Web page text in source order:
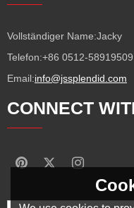
Vollständiger Name:Jacky
Telefon:+86 0512-58919509
Email:info@jssplendid.com
CONNECT